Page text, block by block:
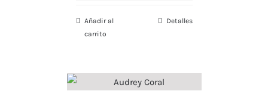
Añadir al
carrito
Detalles